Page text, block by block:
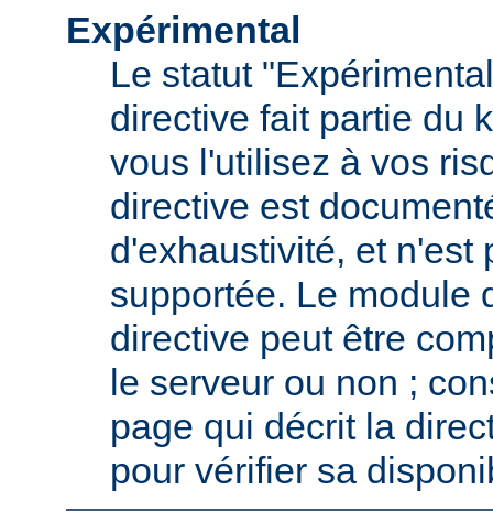
Expérimental
Le statut
directive fait partie du
vous l'utilisez à vos
directive est
d'exhaustivité, et n'est
supportée. Le module
directive peut être
le serveur ou non ;
page qui décrit la
pour vérifier sa